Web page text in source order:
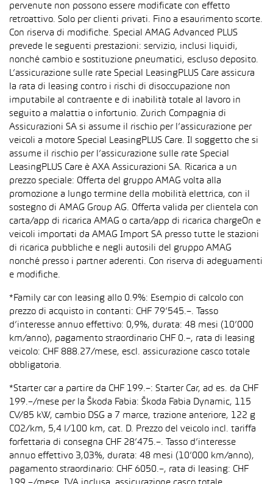
pervenute non possono essere modificate con effetto
retroattivo. Solo per clienti privati. Fino a esaurimento scorte.
Con riserva di modifiche. Special AMAG Advanced PLUS
prevede le seguenti prestazioni: servizio, inclusi liquidi,
nonché cambio e sostituzione pneumatici, escluso deposito.
L’assicurazione sulle rate Special LeasingPLUS Care assicura
la rata di leasing contro i rischi di disoccupazione non
imputabile al contraente e di inabilità totale al lavoro in
seguito a malattia o infortunio. Zurich Compagnia di
Assicurazioni SA si assume il rischio per l’assicurazione per
veicoli a motore Special LeasingPLUS Care. Il soggetto che si
assume il rischio per l’assicurazione sulle rate Special
LeasingPLUS Care è AXA Assicurazioni SA. Ricarica a un
prezzo speciale: Offerta del gruppo AMAG volta alla
promozione a lungo termine della mobilità elettrica, con il
sostegno di AMAG Group AG. Offerta valida per clientela con
carta/app di ricarica AMAG o carta/app di ricarica chargeOn e
veicoli importati da AMAG Import SA presso tutte le stazioni
di ricarica pubbliche e negli autosili del gruppo AMAG
nonché presso i partner aderenti. Con riserva di adeguamenti
e modifiche.
*Family car con leasing allo 0.9%: Esempio di calcolo con
prezzo di acquisto in contanti: CHF 79’545.–. Tasso
d’interesse annuo effettivo: 0,9%, durata: 48 mesi (10’000
km/anno), pagamento straordinario CHF 0.–, rata di leasing
veicolo: CHF 888.27/mese, escl. assicurazione casco totale
obbligatoria.
*Starter car a partire da CHF 199.–: Starter Car, ad es. da CHF
199.–/mese per la Škoda Fabia: Škoda Fabia Dynamic, 115
CV/85 kW, cambio DSG a 7 marce, trazione anteriore, 122 g
CO2/km, 5,4 l/100 km, cat. D. Prezzo del veicolo incl. tariffa
forfettaria di consegna CHF 28’475.–. Tasso d’interesse
annuo effettivo 3,03%, durata: 48 mesi (10’000 km/anno),
pagamento straordinario: CHF 6050.–, rata di leasing: CHF